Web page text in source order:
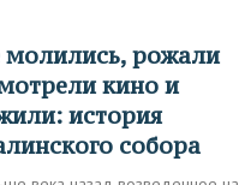
кино и
история
собора